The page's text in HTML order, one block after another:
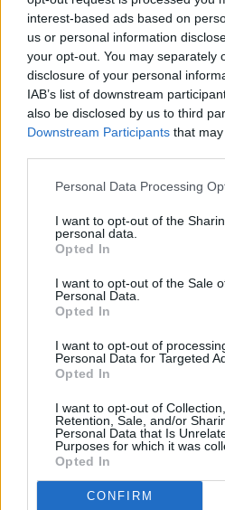
interest-based ads based on
us or personal information
your opt-out. You may separately
disclosure of your personal
IAB’s list of downstream
also be disclosed by us to third
Downstream Participants that
Personal Data Processing
I want to opt-out of the
personal data.
Opted In
I want to opt-out of the Sale
Personal Data.
Opted In
I want to opt-out of
Personal Data for Targeted
Opted In
I want to opt-out of
Retention, Sale, and/or
Personal Data that Is
Purposes for which it was
Opted In
CONFIRM
πλέον απομένει μόνο
συμβασιοποιήσεων
προθεσμία του τέλους
Ανέφερε ότι έχουν
συμβάσεις συνολικού
από δάνεια του
ευρώ από ίδια συμμετοχή